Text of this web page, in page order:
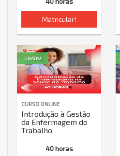
Matricular!
CURSO ONLINE
Introdução à Gestão
da Enfermagem do
Trabalho
40 horas
GRÁTIS!